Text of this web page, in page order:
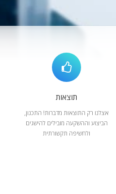
תוצאות
אצלנו רק התוצאות מדברות! התכנון,
הביצוע וההשקעה מובילים להישגים
ולחשיפה תקשורתית